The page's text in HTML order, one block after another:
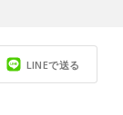
LINEで送る